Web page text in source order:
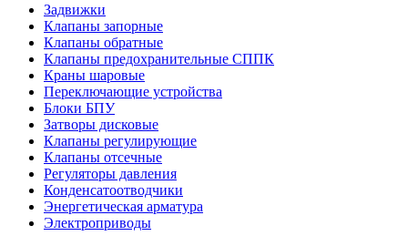
Задвижки
Клапаны запорные
Клапаны обратные
Клапаны предохранительные СППК
Краны шаровые
Переключающие устройства
Блоки БПУ
Затворы дисковые
Клапаны регулирующие
Клапаны отсечные
Регуляторы давления
Конденсатоотводчики
Энергетическая арматура
Электроприводы